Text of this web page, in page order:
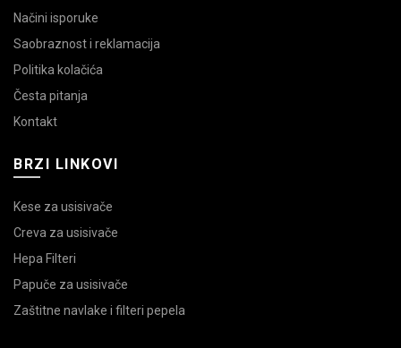
Načini isporuke
Saobraznost i reklamacija
Politika kolačića
Česta pitanja
Kontakt
BRZI LINKOVI
Kese za usisivače
Creva za usisivače
Hepa Filteri
Papuče za usisivače
Zaštitne navlake i filteri pepela